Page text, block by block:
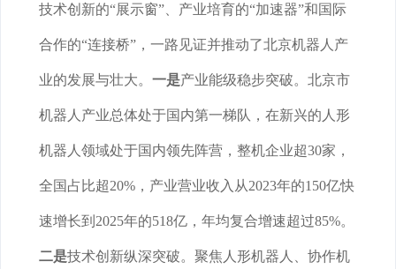
技术创新的“展示窗”、产业培育的“加速器”和国际
合作的“连接桥”，一路见证并推动了北京机器人产
业的发展与壮大。 一是产业能级稳步突破。北京市
机器人产业总体处于国内第一梯队，在新兴的人形
机器人领域处于国内领先阵营，整机企业超30家，
全国占比超20%，产业营业收入从2023年的150亿快
速增长到2025年的518亿，年均复合增速超过85%。
二是技术创新纵深突破。聚焦人形机器人、协作机